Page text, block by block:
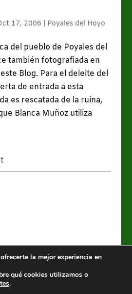
17, 2006 Poyales del Hoyo
del pueblo de Poyales del
también fotografiada en
Blog. Para el deleite del
de entrada a esta
es rescatada de la ruina,
Blanca Muñoz utiliza
es un blog de
la mejor experiencia en
qué cookies utilizamos o
.